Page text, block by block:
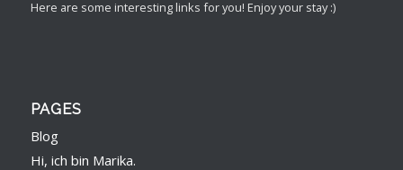
Here are some interesting links for you! Enjoy your stay :)
PAGES
Blog
Hi, ich bin Marika.